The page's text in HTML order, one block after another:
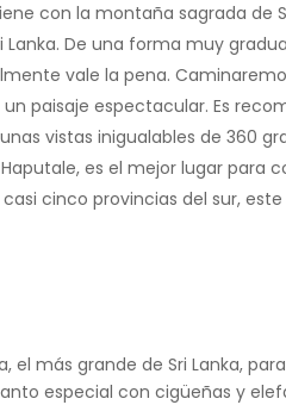
con la montaña sagrada de
De una forma muy
vale la pena.
paisaje espectacular. Es
vistas inigualables de 360
es el mejor lugar
cinco provincias del sur,
el más grande de Sri Lanka,
especial con cigüeñas y